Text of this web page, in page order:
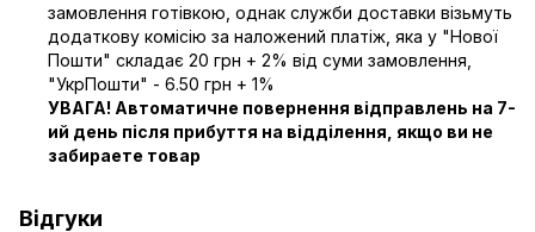
замовлення готівкою, однак служби доставки візьмуть
додаткову комісію за наложений платіж, яка у "Нової
Пошти" складає 20 грн + 2% від суми замовлення,
"УкрПошти" - 6.50 грн + 1%
УВАГА! Автоматичне повернення відправлень на 7-
ий день після прибуття на відділення, якщо ви не
забираете товар
Відгуки